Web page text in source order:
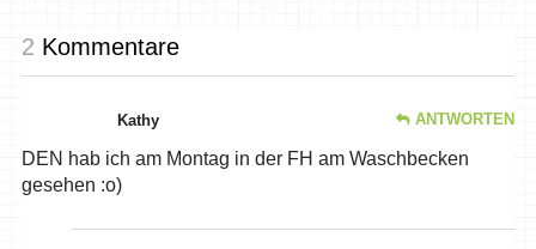
2 Kommentare
Kathy ANTWORTEN
DEN hab ich am Montag in der FH am Waschbecken
gesehen :o)